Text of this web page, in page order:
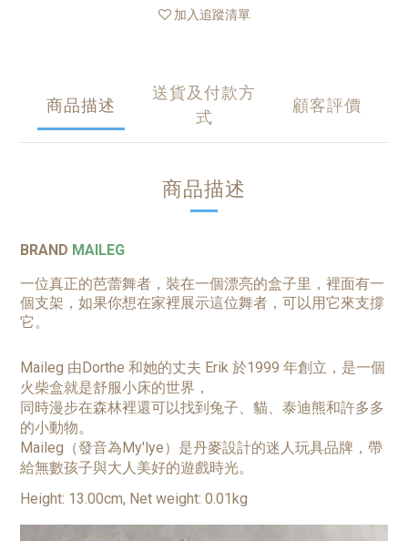
加入追蹤清單
商品描述
送貨及付款方
式
顧客評價
商品描述
BRAND MAILEG
一位真正的芭蕾舞者，裝在一個漂亮的盒子里，裡面有一
個支架，如果你想在家裡展示這位舞者，可以用它來支撐
它。
Maileg 由Dorthe 和她的丈夫 Erik 於1999 年創立，是一個
火柴盒就是舒服小床的世界，
同時漫步在森林裡還可以找到兔子、貓、泰迪熊和許多多
的小動物。
Maileg（發音為My'lye）是丹麥設計的迷人玩具品牌，帶
給無數孩子與大人美好的遊戲時光。
Height: 13.00cm, Net weight: 0.01kg